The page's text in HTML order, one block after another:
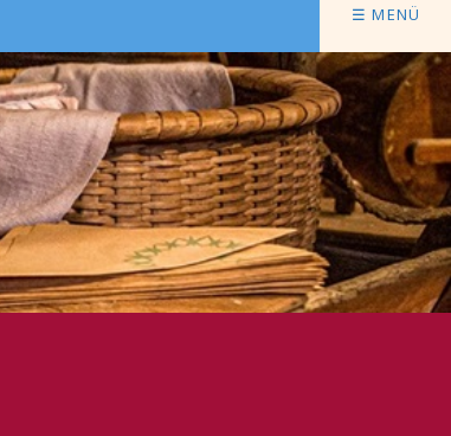
☰ MENÜ